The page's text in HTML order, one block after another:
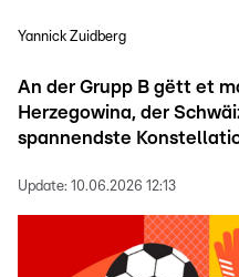
Yannick Zuidberg
An der Grupp B gëtt et
Herzegowina, der
spannendste
Update: 10.06.2026 12:13